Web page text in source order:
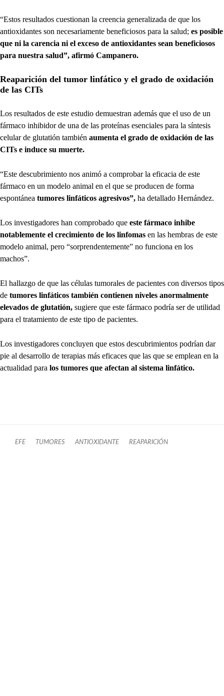
“Estos resultados cuestionan la creencia generalizada de que los
antioxidantes son necesariamente beneficiosos para la salud; es posible
que ni la carencia ni el exceso de antioxidantes sean beneficiosos
para nuestra salud”, afirmó Campanero.
Reaparición del tumor linfático y el grado de oxidación
de las CITs
Los resultados de este estudio demuestran además que el uso de un
fármaco inhibidor de una de las proteínas esenciales para la síntesis
celular de glutatión también aumenta el grado de oxidación de las
CITs e induce su muerte.
“Este descubrimiento nos animó a comprobar la eficacia de este
fármaco en un modelo animal en el que se producen de forma
espontánea tumores linfáticos agresivos”, ha detallado Hernández.
Los investigadores han comprobado que este fármaco inhibe
notablemente el crecimiento de los linfomas en las hembras de este
modelo animal, pero “sorprendentemente” no funciona en los
machos”.
El hallazgo de que las células tumorales de pacientes con diversos tipos
de tumores linfáticos también contienen niveles anormalmente
elevados de glutatión, sugiere que este fármaco podría ser de utilidad
para el tratamiento de este tipo de pacientes.
Los investigadores concluyen que estos descubrimientos podrían dar
pie al desarrollo de terapias más eficaces que las que se emplean en la
actualidad para los tumores que afectan al sistema linfático.
EFE TUMORES ANTIOXIDANTE REAPARICIÓN